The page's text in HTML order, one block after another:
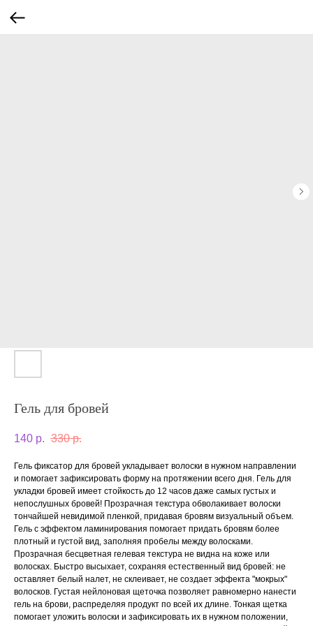
Гель для бровей
140 р. 330 р.
Гель фиксатор для бровей укладывает волоски в нужном направлении
и помогает зафиксировать форму на протяжении всего дня. Гель для
укладки бровей имеет стойкость до 12 часов даже самых густых и
непослушных бровей! Прозрачная текстура обволакивает волоски
тончайшей невидимой пленкой, придавая бровям визуальный объем.
Гель с эффектом ламинирования помогает придать бровям более
плотный и густой вид, заполняя пробелы между волосками.
Прозрачная бесцветная гелевая текстура не видна на коже или
волосках. Быстро высыхает, сохраняя естественный вид бровей: не
оставляет белый налет, не склеивает, не создает эффекта "мокрых"
волосков. Густая нейлоновая щеточка позволяет равномерно нанести
гель на брови, распределяя продукт по всей их длине. Тонкая щетка
помогает уложить волоски и зафиксировать их в нужном положении,